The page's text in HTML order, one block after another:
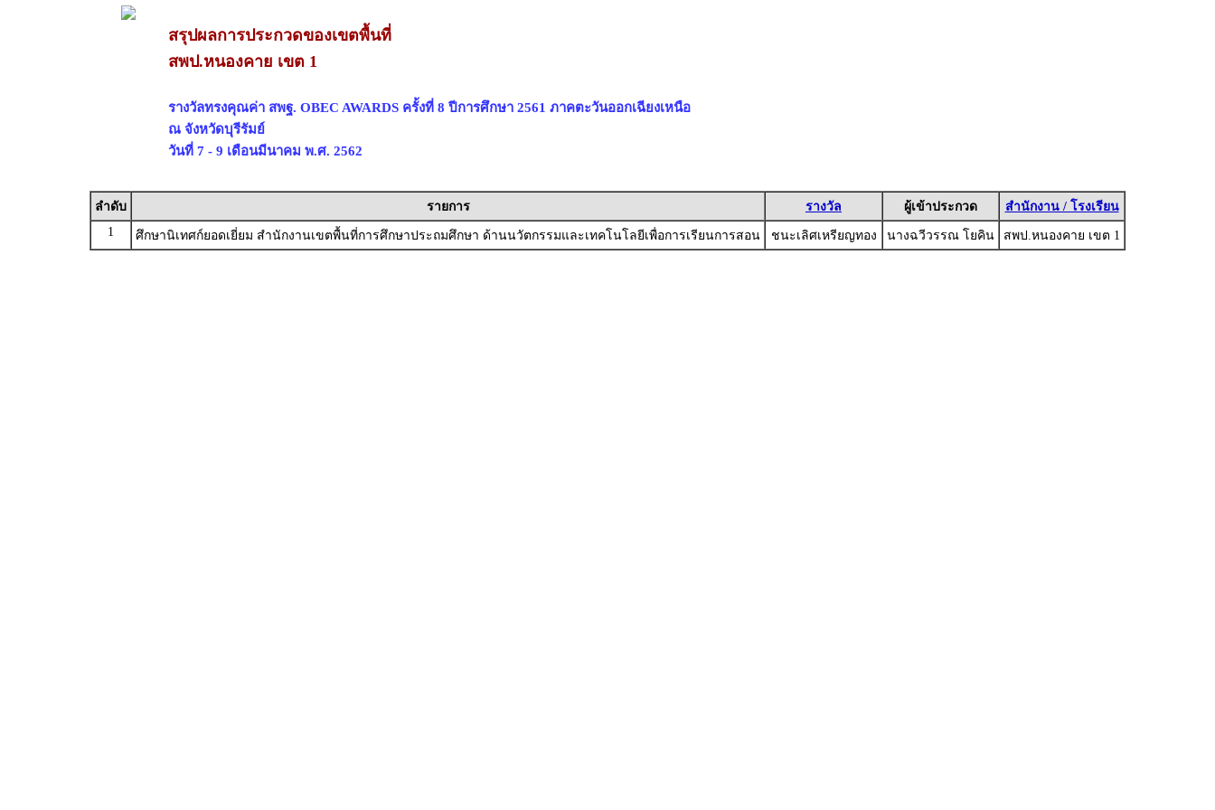
สรุปผลการประกวดของเขตพื้นที่
สพป.หนองคาย เขต 1
รางวัลทรงคุณค่า สพฐ. OBEC AWARDS ครั้งที่ 8 ปีการศึกษา 2561 ภาคตะวันออกเฉียงเหนือ
ณ จังหวัดบุรีรัมย์
วันที่ 7 - 9 เดือนมีนาคม พ.ศ. 2562
ลำดับ รายการ รางวัล ผู้เข้าประกวด
สำนักงาน / โรงเรียน
1
ศึกษานิเทศก์ยอดเยี่ยม สำนักงานเขตพื้นที่การศึกษาประถมศึกษา ด้านนวัตกรรมและเทคโนโลยีเพื่อการเรียนการสอน ชนะเลิศเหรียญทอง นางฉวีวรรณ โยคิน สพป.หนองคาย เขต 1